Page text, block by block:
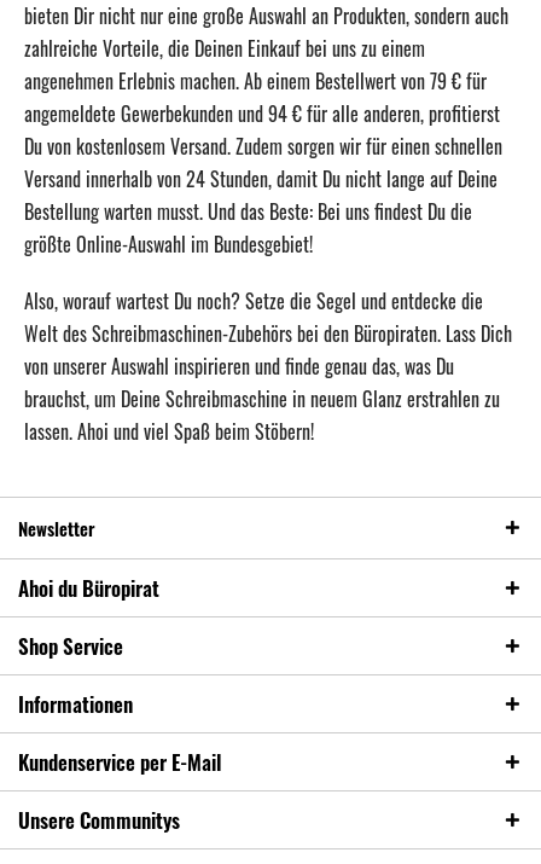
bieten Dir nicht nur eine große Auswahl an Produkten, sondern auch
zahlreiche Vorteile, die Deinen Einkauf bei uns zu einem
angenehmen Erlebnis machen. Ab einem Bestellwert von 79 € für
angemeldete Gewerbekunden und 94 € für alle anderen, profitierst
Du von kostenlosem Versand. Zudem sorgen wir für einen schnellen
Versand innerhalb von 24 Stunden, damit Du nicht lange auf Deine
Bestellung warten musst. Und das Beste: Bei uns findest Du die
größte Online-Auswahl im Bundesgebiet!
Also, worauf wartest Du noch? Setze die Segel und entdecke die
Welt des Schreibmaschinen-Zubehörs bei den Büropiraten. Lass Dich
von unserer Auswahl inspirieren und finde genau das, was Du
brauchst, um Deine Schreibmaschine in neuem Glanz erstrahlen zu
lassen. Ahoi und viel Spaß beim Stöbern!
Newsletter
Ahoi du Büropirat
Shop Service
Informationen
Kundenservice per E-Mail
Unsere Communitys